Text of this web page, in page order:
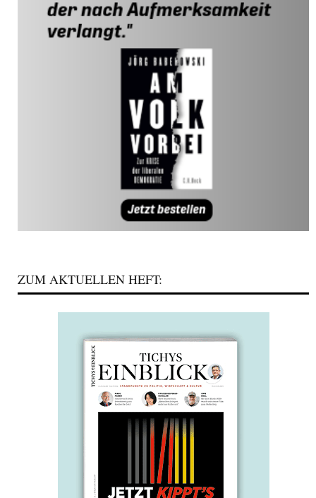
ZUM AKTUELLEN HEFT: